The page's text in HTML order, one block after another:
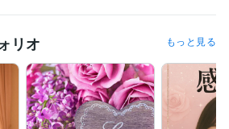
ます。
2級・ビジネス著作権検定初級取得）秘密保
たらお気軽にメッセージにてどうぞ
することも可能です。ご要望あればご遠慮な
リオ もっと見る